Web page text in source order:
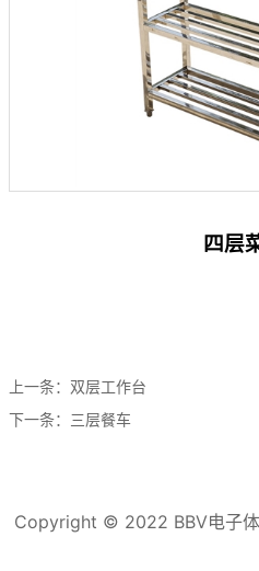
四层
上一条： 双层工作台
下一条： 三层餐车
Copyright © 2022 BBV电子体